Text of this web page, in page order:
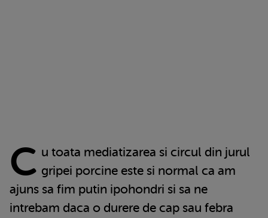
C u toata mediatizarea si circul din jurul
gripei porcine este si normal ca am
ajuns sa fim putin ipohondri si sa ne
intrebam daca o durere de cap sau febra